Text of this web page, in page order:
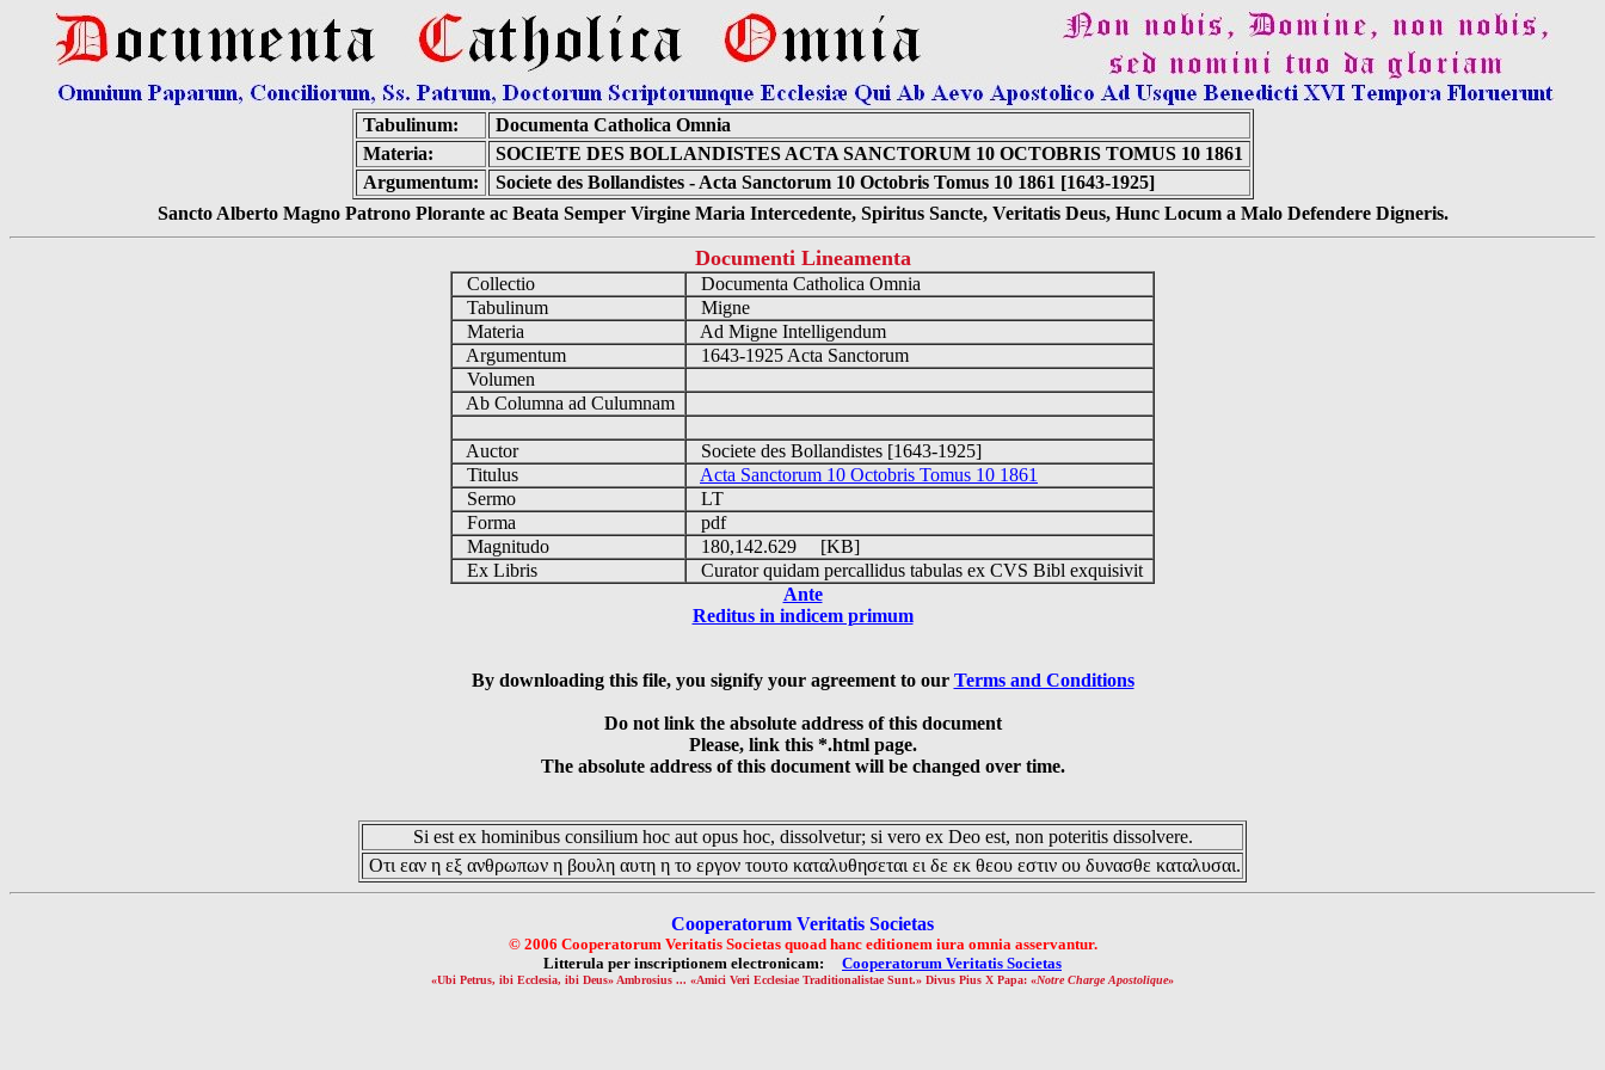
Tabulinum:
Documenta Catholica Omnia
Materia:
SOCIETE DES BOLLANDISTES ACTA SANCTORUM 10 OCTOBRIS TOMUS 10 1861
Argumentum:
Societe des Bollandistes - Acta Sanctorum 10 Octobris Tomus 10 1861 [1643-1925]
Sancto Alberto Magno Patrono Plorante ac Beata Semper Virgine Maria Intercedente, Spiritus Sancte, Veritatis Deus, Hunc Locum a Malo Defendere Digneris.
Documenti Lineamenta
Collectio
Documenta Catholica Omnia
Tabulinum
Migne
Materia
Ad Migne Intelligendum
Argumentum
1643-1925 Acta Sanctorum
Volumen
Ab Columna ad Culumnam
Auctor
Societe des Bollandistes [1643-1925]
Titulus
Acta Sanctorum 10 Octobris Tomus 10 1861
Sermo
LT
Forma
pdf
Magnitudo
180,142.629 [KB]
Ex Libris
Curator quidam percallidus tabulas ex CVS Bibl exquisivit
Ante
Reditus in indicem primum
By downloading this file, you signify your agreement to our Terms and Conditions
Do not link the absolute address of this document
Please, link this *.html page.
The absolute address of this document will be changed over time.
Si est ex hominibus consilium hoc aut opus hoc, dissolvetur; si vero ex Deo est, non poteritis dissolvere.
Οτι εαν η εξ ανθρωπων η βουλη αυτη η το εργον τουτο καταλυθησεται ει δε εκ θεου εστιν ου δυνασθε καταλυσαι.
Cooperatorum Veritatis Societas
© 2006 Cooperatorum Veritatis Societas quoad hanc editionem iura omnia asservantur.
Litterula per inscriptionem electronicam: Cooperatorum Veritatis Societas
«Ubi Petrus, ibi Ecclesia, ibi Deus» Ambrosius ... «Amici Veri Ecclesiae Traditionalistae Sunt.» Divus Pius X Papa: «Notre Charge Apostolique»